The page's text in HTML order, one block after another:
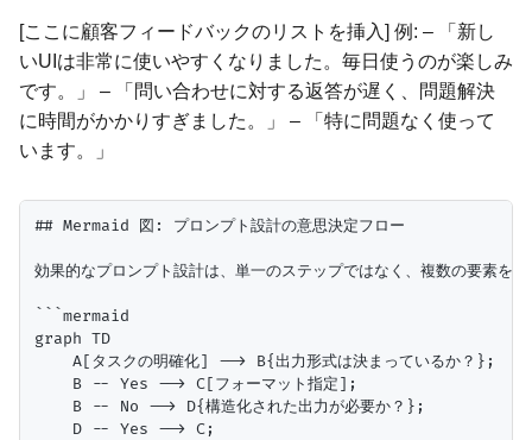
[ここに顧客フィードバックのリストを挿入] 例: – 「新し
いUIは非常に使いやすくなりました。毎日使うのが楽しみ
です。」 – 「問い合わせに対する返答が遅く、問題解決
に時間がかかりすぎました。」 – 「特に問題なく使って
います。」
## Mermaid 図: プロンプト設計の意思決定フロー
効果的なプロンプト設計は、単一のステップではなく、複数の要素を
```mermaid
graph TD
    A[タスクの明確化] --> B{出力形式は決まっているか？};
    B -- Yes --> C[フォーマット指定];
    B -- No --> D{構造化された出力が必要か？};
    D -- Yes --> C;